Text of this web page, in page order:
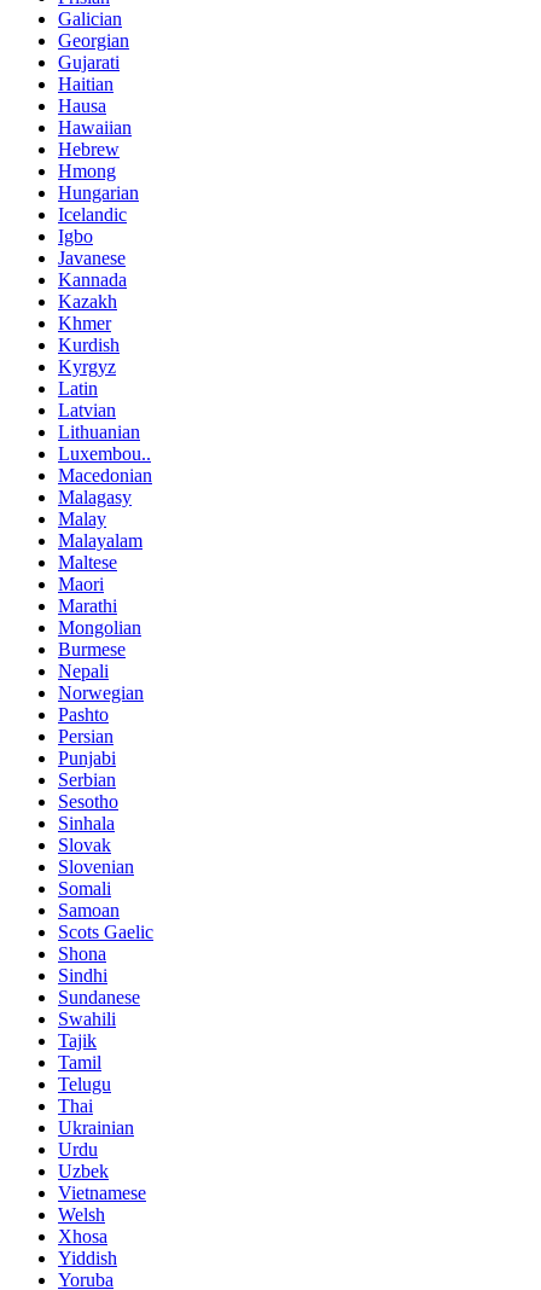
Galician
Georgian
Gujarati
Haitian
Hausa
Hawaiian
Hebrew
Hmong
Hungarian
Icelandic
Igbo
Javanese
Kannada
Kazakh
Khmer
Kurdish
Kyrgyz
Latin
Latvian
Lithuanian
Luxembou..
Macedonian
Malagasy
Malay
Malayalam
Maltese
Maori
Marathi
Mongolian
Burmese
Nepali
Norwegian
Pashto
Persian
Punjabi
Serbian
Sesotho
Sinhala
Slovak
Slovenian
Somali
Samoan
Scots Gaelic
Shona
Sindhi
Sundanese
Swahili
Tajik
Tamil
Telugu
Thai
Ukrainian
Urdu
Uzbek
Vietnamese
Welsh
Xhosa
Yiddish
Yoruba